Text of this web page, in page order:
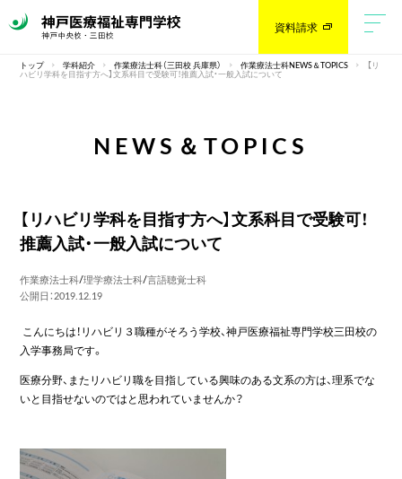
資料請求
トップ 学科紹介 作業療法士科（三田校 兵庫県） 作業療法士科NEWS＆TOPICS 【リ
ハビリ学科を目指す方へ】文系科目で受験可！推薦入試・一般入試について
NEWS＆TOPICS
【リハビリ学科を目指す方へ】文系科目で受験可！
推薦入試・一般入試について
作業療法士科/理学療法士科/言語聴覚士科
公開日：2019.12.19
こんにちは！リハビリ３職種がそろう学校、神戸医療福祉専門学校三田校の
入学事務局です。
医療分野、またリハビリ職を目指している興味のある文系の方は、理系でな
いと目指せないのではと思われていませんか？